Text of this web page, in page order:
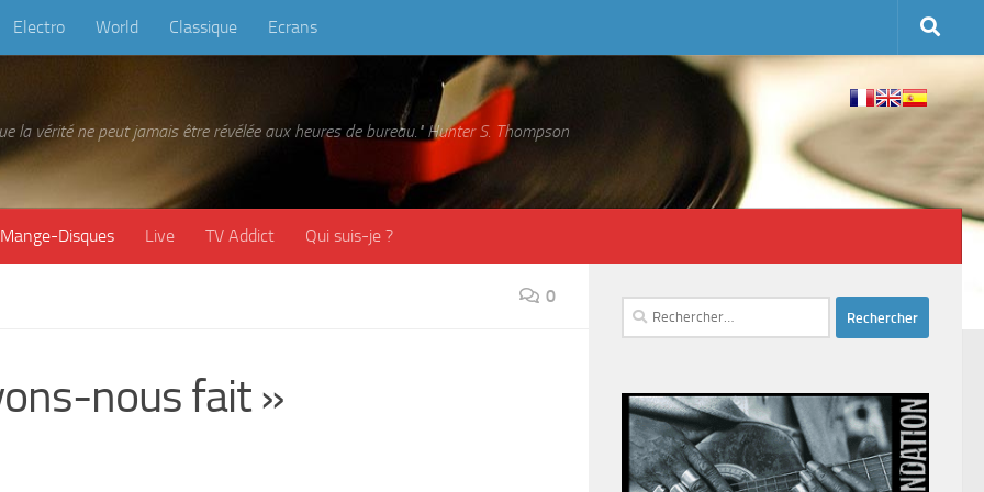
Electro World Classique Ecrans
la vérité ne peut jamais être révélée aux heures de bureau." Hunter S. Thompson
Mange-Disques Live TV Addict Qui suis-je ?
0
nous fait »
Rechercher :